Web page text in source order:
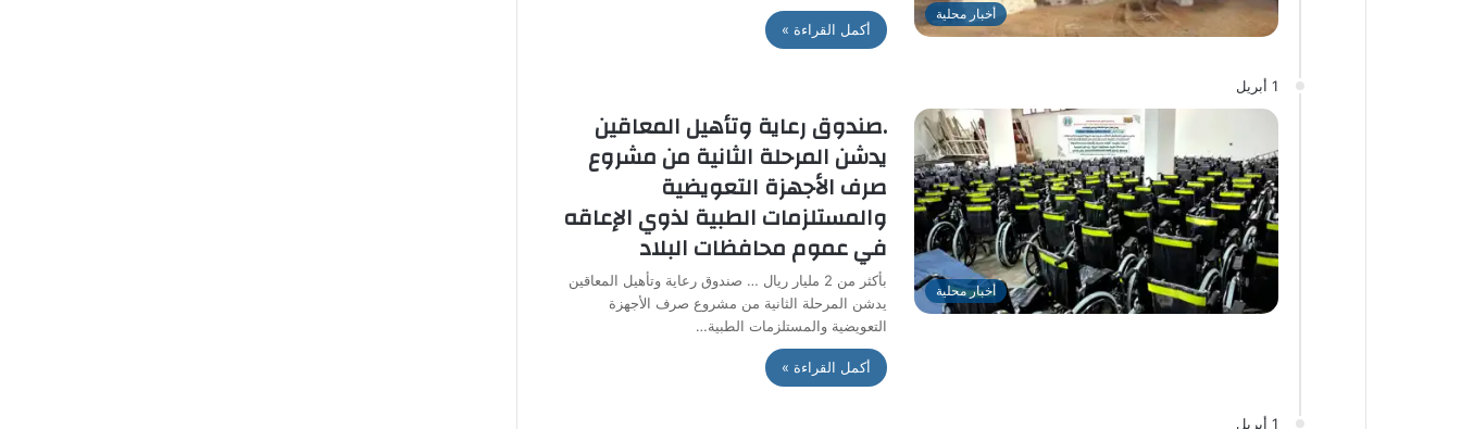
أخبار محلية
أكمل القراءة »
1 أبريل
أخبار محلية
.صندوق رعاية وتأهيل المعاقين
يدشن المرحلة الثانية من مشروع
صرف الأجهزة التعويضية
والمستلزمات الطبية لذوي الإعاقه
في عموم محافظات البلاد
بأكثر من 2 مليار ريال … صندوق رعاية وتأهيل المعاقين
يدشن المرحلة الثانية من مشروع صرف الأجهزة
التعويضية والمستلزمات الطبية…
أكمل القراءة »
1 أبريل